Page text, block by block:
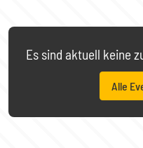
Es sind aktuell keine
Alle